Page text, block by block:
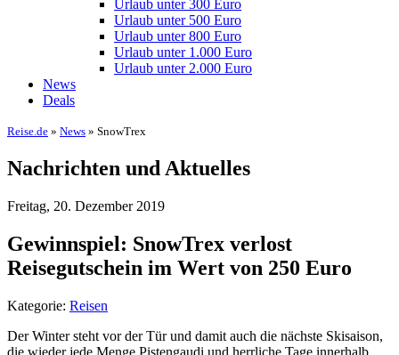
Urlaub unter 300 Euro
Urlaub unter 500 Euro
Urlaub unter 800 Euro
Urlaub unter 1.000 Euro
Urlaub unter 2.000 Euro
News
Deals
Reise.de » News » SnowTrex
Nachrichten und Aktuelles
Freitag, 20. Dezember 2019
Gewinnspiel: SnowTrex verlost
Reisegutschein im Wert von 250 Euro
Kategorie: Reisen
Der Winter steht vor der Tür und damit auch die nächste Skisaison,
die wieder jede Menge Pistengaudi und herrliche Tage innerhalb